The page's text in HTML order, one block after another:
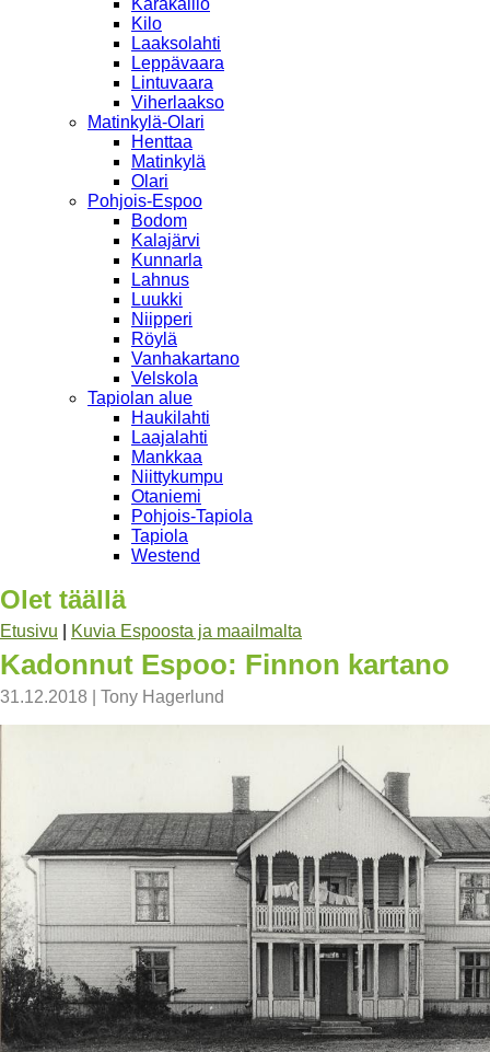
Kilo
Laaksolahti
Leppävaara
Lintuvaara
Viherlaakso
Matinkylä-Olari
Henttaa
Matinkylä
Olari
Pohjois-Espoo
Bodom
Kalajärvi
Kunnarla
Lahnus
Luukki
Niipperi
Röylä
Vanhakartano
Velskola
Tapiolan alue
Haukilahti
Laajalahti
Mankkaa
Niittykumpu
Otaniemi
Pohjois-Tapiola
Tapiola
Westend
Olet täällä
Etusivu Kuvia Espoosta ja maailmalta
Kadonnut Espoo: Finnon kartano
31.12.2018 Tony Hagerlund